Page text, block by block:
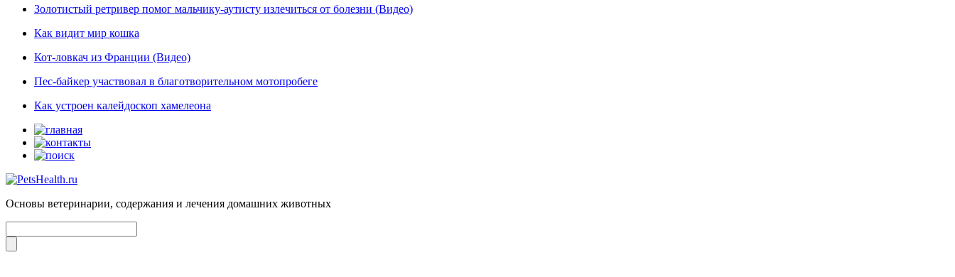
Золотистый ретривер помог мальчику-аутисту излечиться от болезни (Видео)
Как видит мир кошка
Кот-ловкач из Франции (Видео)
Пес-байкер участвовал в благотворительном мотопробеге
Как устроен калейдоскоп хамелеона
Основы ветеринарии, содержания и лечения домашних животных